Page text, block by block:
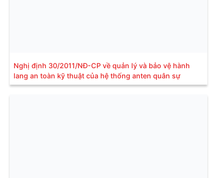
Nghị định 30/2011/NĐ-CP về quản lý và bảo vệ hành
lang an toàn kỹ thuật của hệ thống anten quân sự